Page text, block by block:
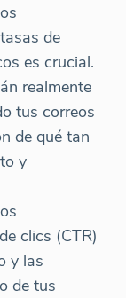
de
es crucial.
realmente
tus correos
de qué tan
y
clics (CTR)
y las
de tus